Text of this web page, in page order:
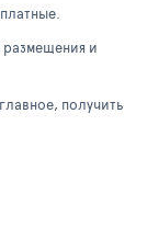
и
получить